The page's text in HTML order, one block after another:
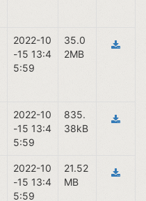
2022-10
-15 13:4
5:59
35.0
2MB
2022-10
-15 13:4
5:59
835.
38kB
2022-10
-15 13:4
5:59
21.52
MB